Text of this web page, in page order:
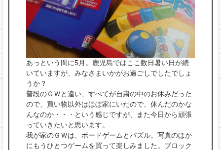
あっという間に5月。鹿児島ではここ数日暑い日が続
いていますが、みなさまいかがお過ごしでしたでしょ
うか？
普段のＧＷと違い、すべてが自粛の中のお休みだった
ので、買い物以外はほぼ家にいたので、休んだのかな
んなのか・・・という感じですが、また今日から頑張
っていきたいと思います。
我が家のＧＷは、ボードゲームとパズル。写真のほか
にもうひとつゲームを買って楽しみました。ブロック